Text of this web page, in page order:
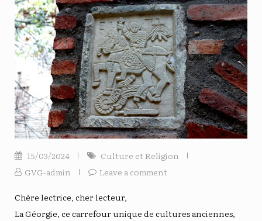
15/03/2024
Culture et Religion
GVG-admin
Leave a comment
Chère lectrice, cher lecteur,
La Géorgie, ce carrefour unique de cultures anciennes,